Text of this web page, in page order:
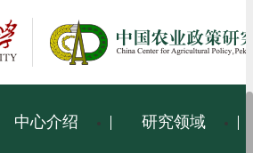
中心介绍 研究领域